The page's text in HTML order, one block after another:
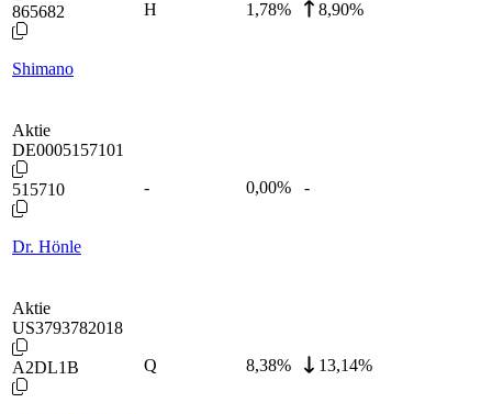
865682
Shimano
H 1,78% 8,90%
Aktie
DE0005157101
515710
Dr. Hönle
- 0,00% -
Aktie
US3793782018
A2DL1B Q 8,38% 13,14%